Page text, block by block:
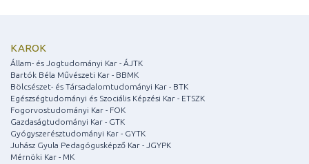
KAROK
Állam- és Jogtudományi Kar - ÁJTK
Bartók Béla Művészeti Kar - BBMK
Bölcsészet- és Társadalomtudományi Kar - BTK
Egészségtudományi és Szociális Képzési Kar - ETSZK
Fogorvostudományi Kar - FOK
Gazdaságtudományi Kar - GTK
Gyógyszerésztudományi Kar - GYTK
Juhász Gyula Pedagógusképző Kar - JGYPK
Mérnöki Kar - MK